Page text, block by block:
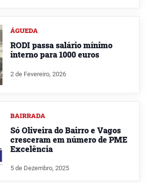
ÁGUEDA
RODI passa salário mínimo
interno para 1000 euros
2 de Fevereiro, 2026
BAIRRADA
Só Oliveira do Bairro e Vagos
cresceram em número de PME
Excelência
5 de Dezembro, 2025